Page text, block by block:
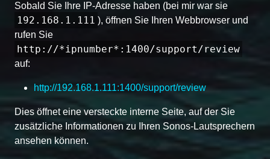
Sobald Sie Ihre IP-Adresse haben (bei mir war sie
192.168.1.111 ), öffnen Sie Ihren Webbrowser und
rufen Sie
http://*ipnumber*:1400/support/review
auf:
http://192.168.1.111:1400/support/review
Dies öffnet eine versteckte interne Seite, auf der Sie
zusätzliche Informationen zu Ihren Sonos-Lautsprechern
ansehen können.